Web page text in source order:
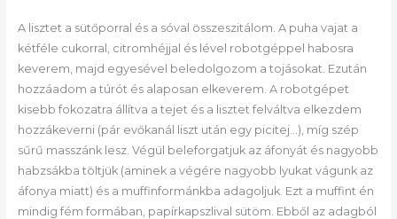
A lisztet a sütőporral és a sóval összeszitálom. A puha vajat a
kétféle cukorral, citromhéjjal és lével robotgéppel habosra
keverem, majd egyesével beledolgozom a tojásokat. Ezután
hozzáadom a túrót és alaposan elkeverem. A robotgépet
kisebb fokozatra állítva a tejet és a lisztet felváltva elkezdem
hozzákeverni (pár evőkanál liszt után egy picitej…), míg szép
sűrű masszánk lesz. Végül beleforgatjuk az áfonyát és nagyobb
habzsákba töltjük (aminek a végére nagyobb lyukat vágunk az
áfonya miatt) és a muffinformánkba adagoljuk. Ezt a muffint én
mindig fém formában, papírkapszlival sütöm. Ebből az adagból